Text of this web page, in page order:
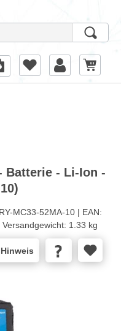
Batterie - Li-Ion -
MC33-52MA-10 | EAN:
Versandgewicht: 1.33 kg